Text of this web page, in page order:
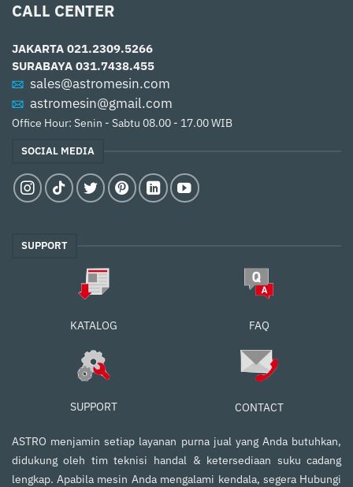
CALL CENTER
JAKARTA 021.2309.5266
SURABAYA 031.7438.455
sales@astromesin.com
astromesin@gmail.com
Office Hour: Senin - Sabtu 08.00 - 17.00 WIB
SOCIAL MEDIA
SUPPORT
KATALOG FAQ
SUPPORT CONTACT
ASTRO menjamin setiap layanan purna jual yang Anda butuhkan,
didukung oleh tim teknisi handal & ketersediaan suku cadang
lengkap. Apabila mesin Anda mengalami kendala, segera Hubungi